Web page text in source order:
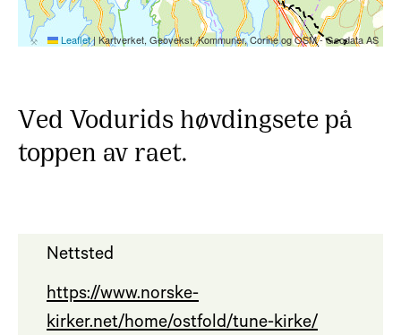
Leaflet| Kartverket, Geovekst, Kommuner, Corine og OSM - Geodata AS
Ved Vodurids høvdingsete på
toppen av raet.
Nettsted
https://www.norske-
kirker.net/home/ostfold/tune-kirke/